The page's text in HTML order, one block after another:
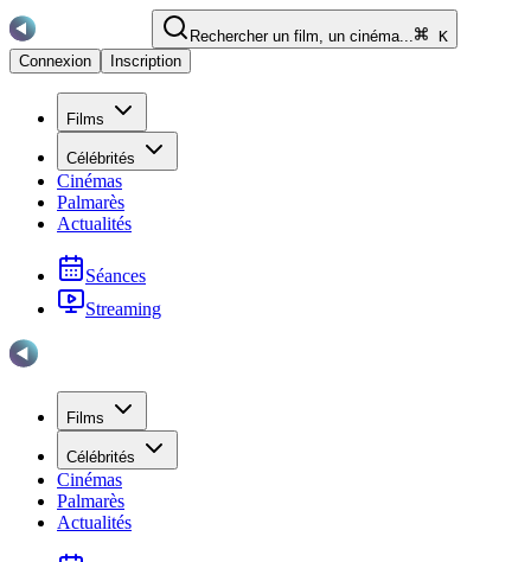
Rechercher un film, un cinéma...
K
Connexion
Inscription
Films
Célébrités
Cinémas
Palmarès
Actualités
Séances
Streaming
Films
Célébrités
Cinémas
Palmarès
Actualités